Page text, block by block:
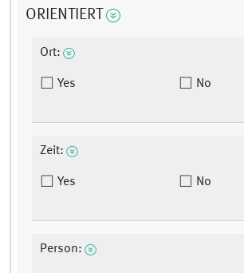
ORIENTIERT
Ort:
Yes No
Zeit:
Yes No
Person: